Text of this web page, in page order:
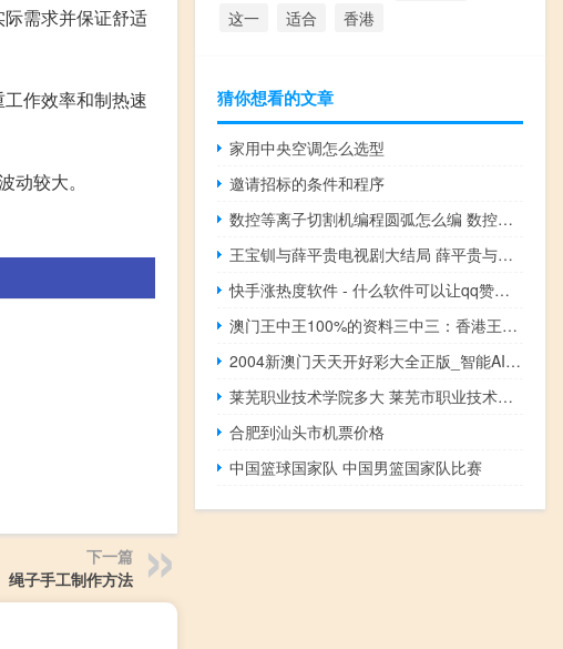
需求并保证舒适
作效率和制热速
较大。
下一篇
绳子手工制作方法
这一 适合 香港
猜你想看的文章
家用中央空调怎么选型
邀请招标的条件和程序
数控等离子切割机编程圆弧怎么编 数控精细等离子切割机
王宝钏与薛平贵电视剧大结局 薛平贵与王宝钏结局
快手涨热度软件 - 什么软件可以让qq赞变多
澳门王中王100%的资料三中三：香港王中王开奖结果正版相付一-广泛的分析解答-2397.ISO.540
2004新澳门天天开好彩大全正版_智能AI深度解析_百度大脑版A12.31.899
莱芜职业技术学院多大 莱芜市职业技术学院
合肥到汕头市机票价格
中国篮球国家队 中国男篮国家队比赛